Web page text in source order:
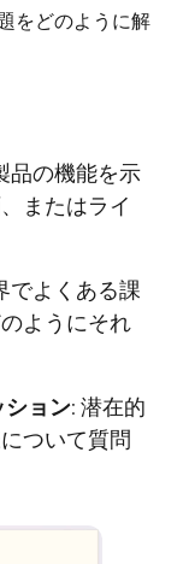
をどのように解
品の機能を示
またはライ
でよくある課
ようにそれ
ョン: 潜在的
ついて質問